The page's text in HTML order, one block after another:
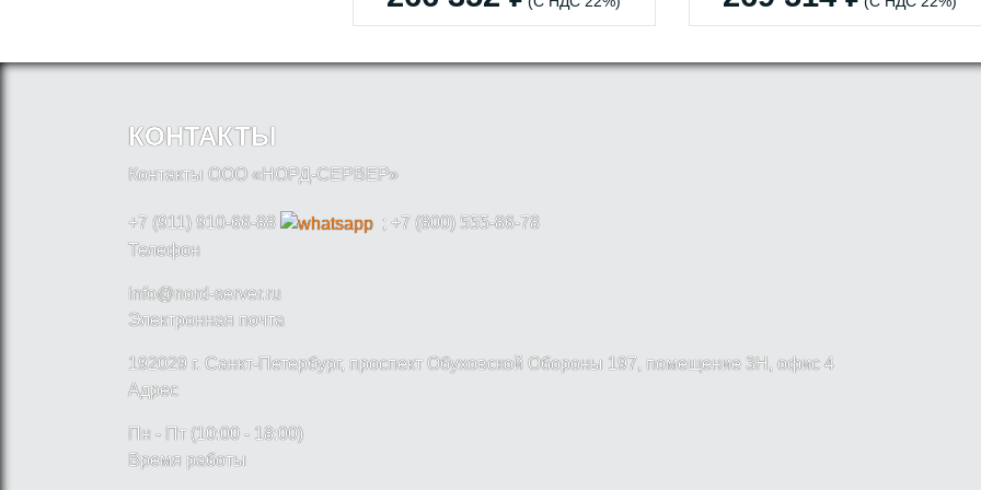
КОНТАКТЫ
Контакты ООО «НОРД-СЕРВЕР»
+7 (911) 910-66-88
; +7 (800) 555-86-78
Телефон
info@nord-server.ru
Электронная почта
192029 г. Санкт-Петербург, проспект Обуховской Обороны 197, помещение 3Н, офис 4
Адрес
Пн - Пт (10:00 - 18:00)
Время работы